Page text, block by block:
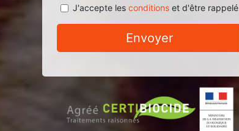
J'accepte les conditionset d'être rappelé
Envoyer